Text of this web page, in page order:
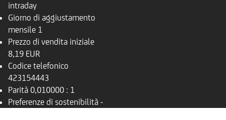
intraday
Giorno di aggiustamento
mensile 1
Prezzo di vendita iniziale
8,19 EUR
Codice telefonico
423154443
Parità 0,010000 : 1
Preferenze di sostenibilità -